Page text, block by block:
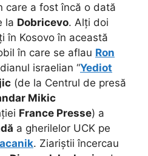
care a fost încă o dată
la Dobricevo. Alți doi
în Kosovo în această
în care se aflau Ron
israelian “Yediot
(de la Centrul de presă
Mikic
France Presse) a
a gherilelor UCK pe
. Ziariștii încercau